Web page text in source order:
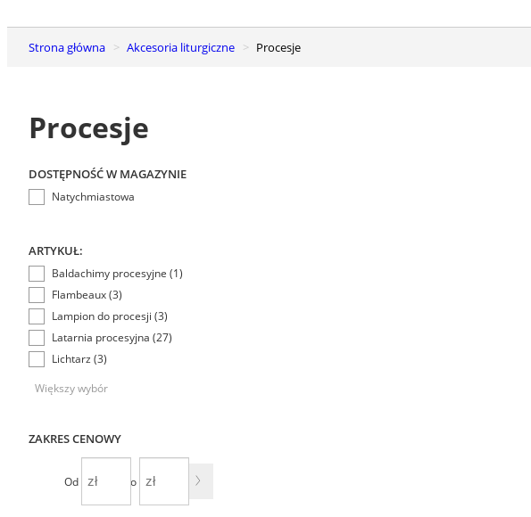
Strona główna Akcesoria liturgiczne Procesje
Procesje
DOSTĘPNOŚĆ W MAGAZYNIE
Natychmiastowa
ARTYKUŁ:
Baldachimy procesyjne (1)
Flambeaux (3)
Lampion do procesji (3)
Latarnia procesyjna (27)
Lichtarz (3)
Większy wybór
ZAKRES CENOWY
Od Do